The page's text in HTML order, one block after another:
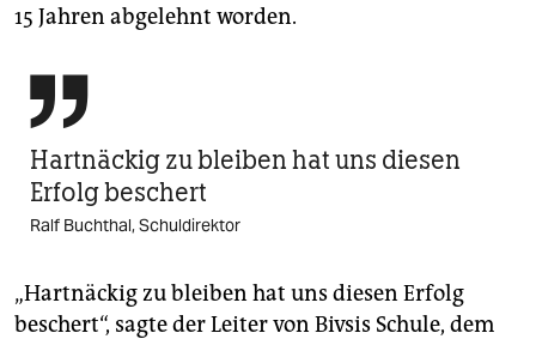
15 Jahren abgelehnt worden.

Hartnäckig zu bleiben hat uns diesen
Erfolg beschert
Ralf Buchthal, Schuldirektor
„Hartnäckig zu bleiben hat uns diesen Erfolg
beschert“, sagte der Leiter von Bivsis Schule, dem